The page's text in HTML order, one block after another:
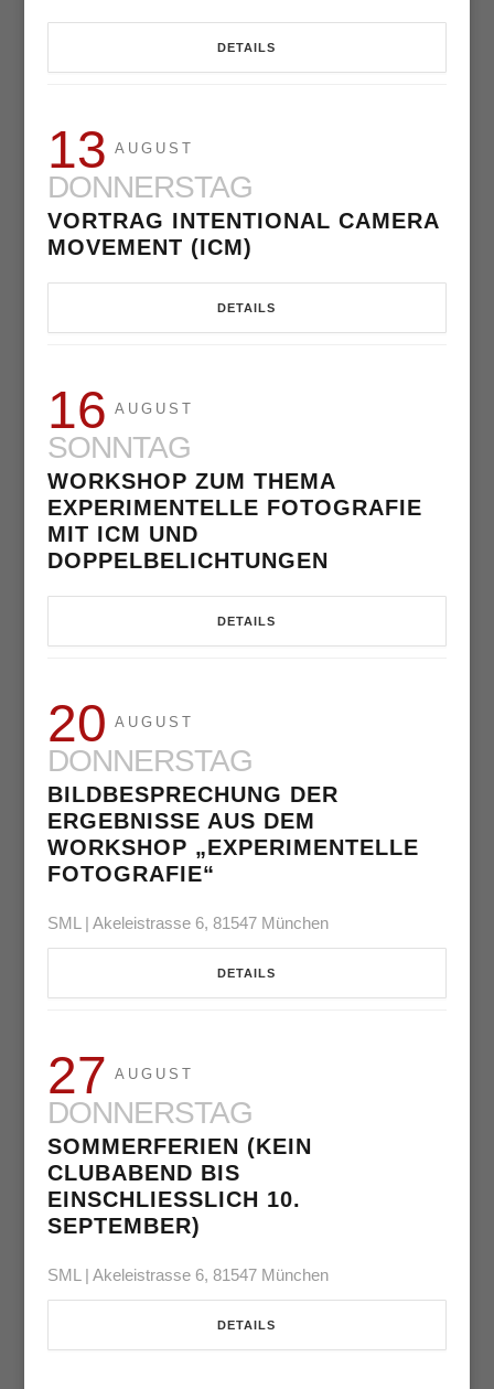
DETAILS
13 AUGUST
DONNERSTAG
VORTRAG INTENTIONAL CAMERA
MOVEMENT (ICM)
DETAILS
16 AUGUST
SONNTAG
WORKSHOP ZUM THEMA
EXPERIMENTELLE FOTOGRAFIE
MIT ICM UND
DOPPELBELICHTUNGEN
DETAILS
20 AUGUST
DONNERSTAG
BILDBESPRECHUNG DER
ERGEBNISSE AUS DEM
WORKSHOP „EXPERIMENTELLE
FOTOGRAFIE“
SML | Akeleistrasse 6, 81547 München
DETAILS
27 AUGUST
DONNERSTAG
SOMMERFERIEN (KEIN
CLUBABEND BIS
EINSCHLIESSLICH 10. S
EPTEMBER)
SML | Akeleistrasse 6, 81547 München
DETAILS